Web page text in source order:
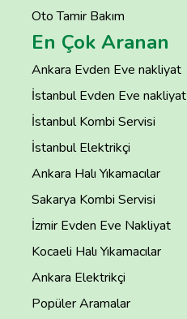
Oto Tamir Bakım
En Çok Aranan
Ankara Evden Eve nakliyat
İstanbul Evden Eve nakliyat
İstanbul Kombi Servisi
İstanbul Elektrikçi
Ankara Halı Yıkamacılar
Sakarya Kombi Servisi
İzmir Evden Eve Nakliyat
Kocaeli Halı Yıkamacılar
Ankara Elektrikçi
Popüler Aramalar